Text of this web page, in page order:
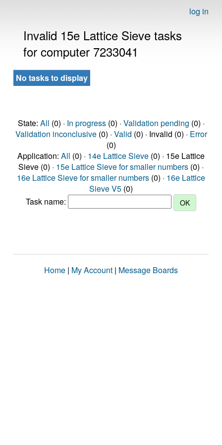
log in
Invalid 15e Lattice Sieve tasks
for computer 7233041
No tasks to display
State: All (0) · In progress(0) · Validation pending (0) ·
Validation inconclusive(0) · Valid (0) · Invalid (0) · Error
(0)
Application: All (0) · 14e Lattice Sieve (0) · 15e Lattice
Sieve (0) · 15e Lattice Sieve for smaller numbers (0) ·
16e Lattice Sieve for smaller numbers (0) · 16e Lattice
Sieve V5 (0)
Task name:
Home | My Account | Message Boards